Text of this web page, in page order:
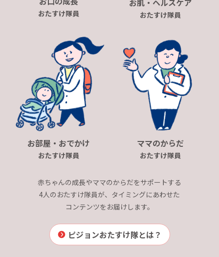
おたすけ隊員 おたすけ隊員
お部屋・おでかけ
おたすけ隊員
ママのからだ
おたすけ隊員
赤ちゃんの成長やママのからだをサポートする
4人のおたすけ隊員が、タイミングにあわせた
コンテンツをお届けします。
ピジョンおたすけ隊とは？